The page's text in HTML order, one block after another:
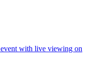
with live viewing on